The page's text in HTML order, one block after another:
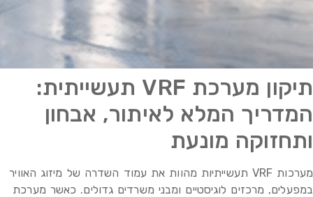
תיקון מערכת VRF תעשייתית:
המדריך המלא לאיתור, אבחון
ותחזוקה מונעת
מערכות VRF תעשייתיות מהוות את עמוד השדרה של מיזוג האוויר
במפעלים, מרכזים לוגיסטיים ומבני משרדים גדולים. כאשר מערכת